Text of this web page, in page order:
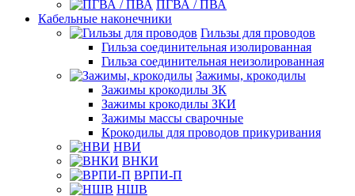
ПГВА / ПВА
Кабельные наконечники
Гильзы для проводов
Гильза соединительная изолированная
Гильза соединительная неизолированная
Зажимы, крокодилы
Зажимы крокодилы ЗК
Зажимы крокодилы ЗКИ
Зажимы массы сварочные
Крокодилы для проводов прикуривания
НВИ
ВНКИ
ВРПИ-П
НШВ